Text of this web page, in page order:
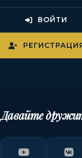
ВОЙТИ
Давайте